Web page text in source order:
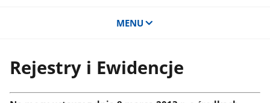
MENU
Rejestry i Ewidencje